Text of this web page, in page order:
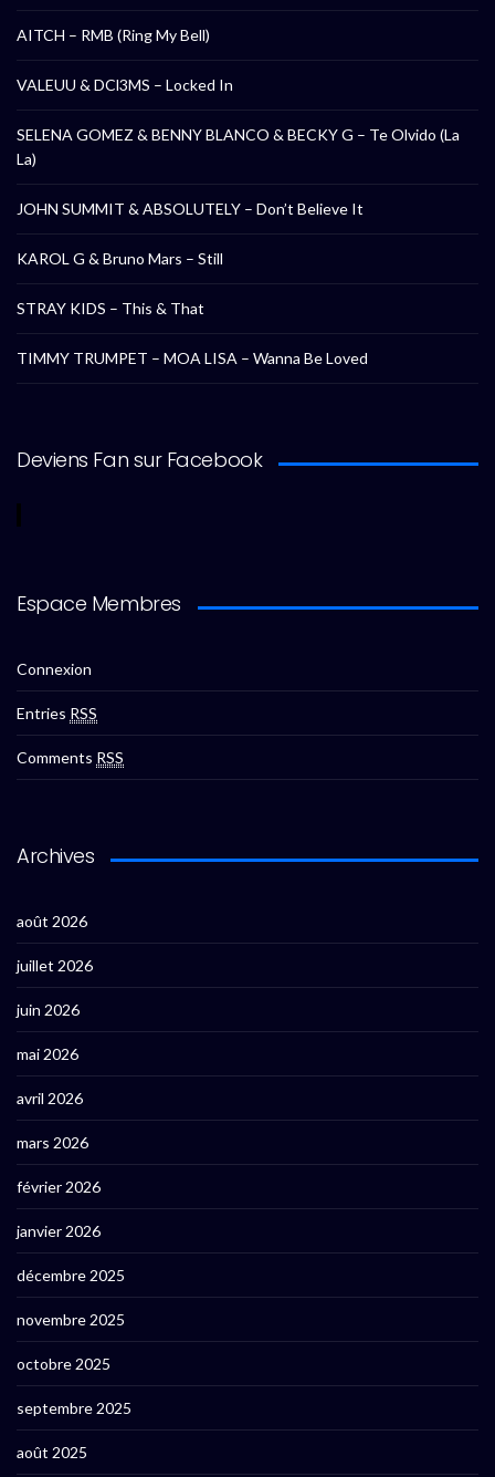
AITCH – RMB (Ring My Bell)
VALEUU & DCl3MS – Locked In
SELENA GOMEZ & BENNY BLANCO & BECKY G – Te Olvido (La
La)
JOHN SUMMIT & ABSOLUTELY – Don’t Believe It
KAROL G & Bruno Mars – Still
STRAY KIDS – This & That
TIMMY TRUMPET – MOA LISA – Wanna Be Loved
Deviens Fan sur Facebook
Espace Membres
Connexion
Entries RSS
Comments RSS
Archives
août 2026
juillet 2026
juin 2026
mai 2026
avril 2026
mars 2026
février 2026
janvier 2026
décembre 2025
novembre 2025
octobre 2025
septembre 2025
août 2025